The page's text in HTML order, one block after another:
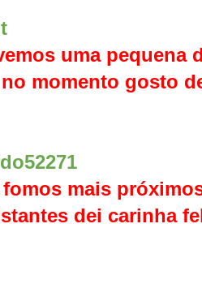
uma pequena
momento gosto
mais
dei carinha